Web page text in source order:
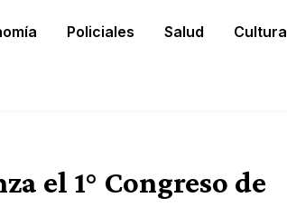
Policiales Salud Cultura
el 1° Congreso de